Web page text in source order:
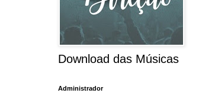
Download das Músicas
Administrador